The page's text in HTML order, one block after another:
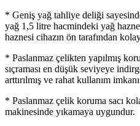
* Geniş yağ tahliye deliği
yağ 1,5 litre hacmindeki yağ
haznesi cihazın ön tarafından
* Paslanmaz çelikten yapılmış
sıçraması en düşük seviyeye
arttırılmış ve rahat kullanım imkanı
* Paslanmaz çelik koruma sacı
makinesinde yıkamaya uygundur.